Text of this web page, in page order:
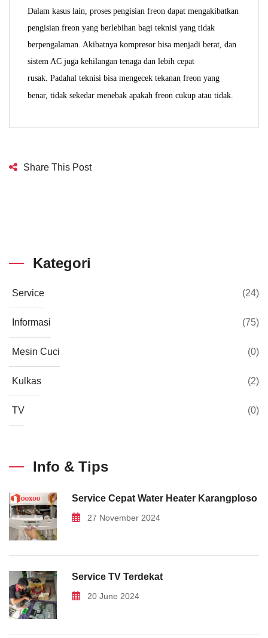
Dalam kasus lain, proses pengisian freon dapat mengakibatkan
pengisian freon yang berlebihan bagi teknisi yang tidak
berpengalaman. Akibatnya kompresor bisa menjadi berat, dan
sistem AC juga kehilangan tenaga dan lebih cepat
rusak. Padahal teknisi bisa mengecek tekanan freon yang
benar, tidak sekedar menebak apakah freon cukup atau tidak.
Share This Post
Kategori
Service (24)
Informasi (75)
Mesin Cuci (0)
Kulkas (2)
TV (0)
Info & Tips
Service Cepat Water Heater Karangploso
27 November 2024
Service TV Terdekat
20 June 2024